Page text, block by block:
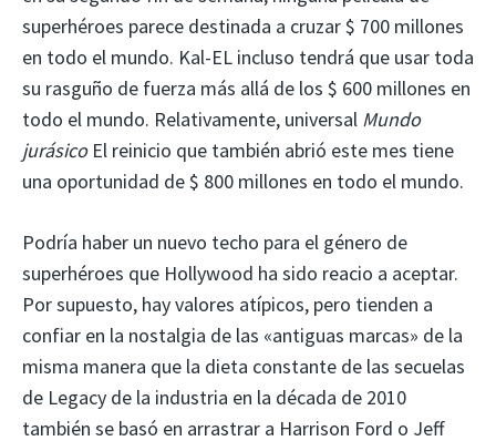
superhéroes parece destinada a cruzar $ 700 millones
en todo el mundo. Kal-EL incluso tendrá que usar toda
su rasguño de fuerza más allá de los $ 600 millones en
todo el mundo. Relativamente, universal Mundo
jurásico El reinicio que también abrió este mes tiene
una oportunidad de $ 800 millones en todo el mundo.
Podría haber un nuevo techo para el género de
superhéroes que Hollywood ha sido reacio a aceptar.
Por supuesto, hay valores atípicos, pero tienden a
confiar en la nostalgia de las «antiguas marcas» de la
misma manera que la dieta constante de las secuelas
de Legacy de la industria en la década de 2010
también se basó en arrastrar a Harrison Ford o Jeff